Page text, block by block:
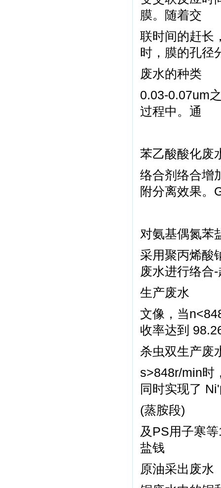
膜。随着交
联时间的赶长
时，膜的孔径
废水的种类
0.03-0.07um
过程中。通
苯乙酸酸化废
络合剂络合增
附分离效果。
对氨基偶氮苯
采用聚丙烯酸
废水进行络合
生产废水
文像，当
收率达到
杀虫双生产废
s>848r/min时
同时实现了
(蒸胺段)
及PS用子寒
盐钱
原油采出废水